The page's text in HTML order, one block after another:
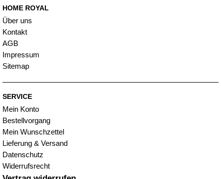
HOME ROYAL
Über uns
Kontakt
AGB
Impressum
Sitemap
SERVICE
Mein Konto
Bestellvorgang
Mein Wunschzettel
Lieferung & Versand
Datenschutz
Widerrufsrecht